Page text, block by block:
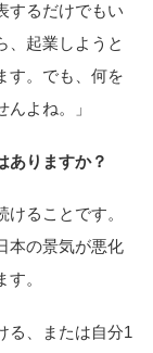
するだけでもい
、起業しようと
す。でも、何を
よね。」
ありますか？
ることです。
本の景気が悪化
。
る、または自分1